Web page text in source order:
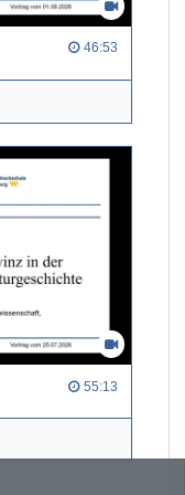
46:53
55:13